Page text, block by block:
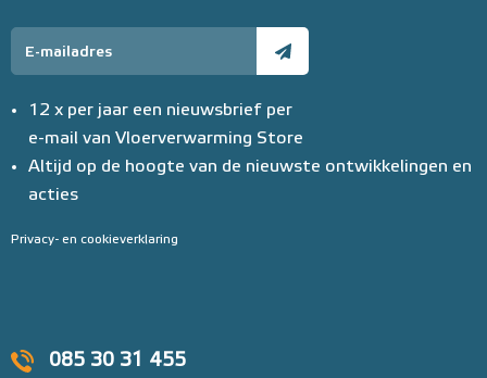
085 30 31 455
12 x per jaar een nieuwsbrief per
e-mail van Vloerverwarming Store
Altijd op de hoogte van de nieuwste ontwikkelingen en
acties
Privacy- en cookieverklaring